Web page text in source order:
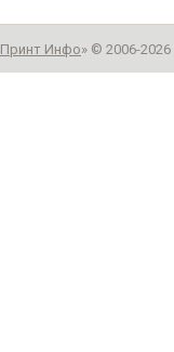
Принт Инфо» © 2006-2026